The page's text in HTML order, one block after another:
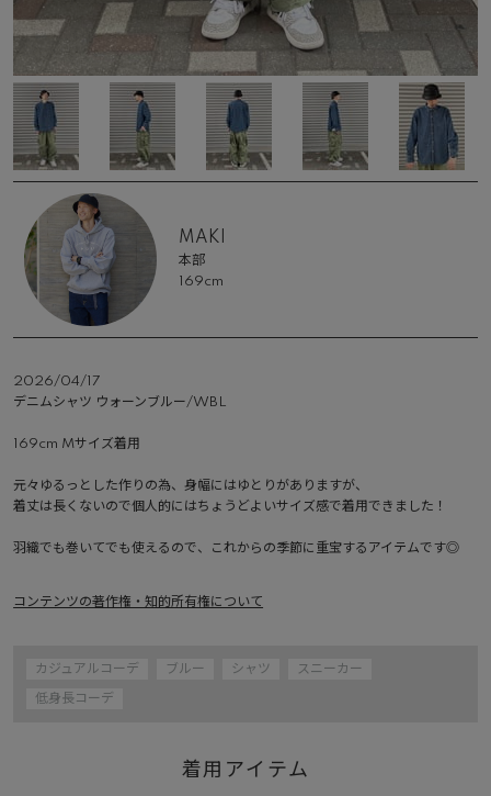
MAKI
本部
169cm
2026/04/17
デニムシャツ ウォーンブルー/WBL
169cm Mサイズ着用
元々ゆるっとした作りの為、身幅にはゆとりがありますが、
着丈は長くないので個人的にはちょうどよいサイズ感で着用できました！
羽織でも巻いてでも使えるので、これからの季節に重宝するアイテムです◎
コンテンツの著作権・知的所有権について
カジュアルコーデ ブルー シャツ スニーカー
低身長コーデ
着用アイテム